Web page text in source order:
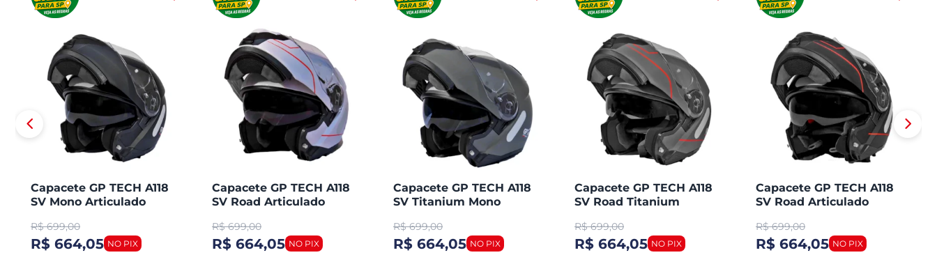
Capacete GP TECH A118
SV Mono Articulado
R$ 699,00
R$ 664,05
Capacete GP TECH A118
SV Road Articulado
R$ 699,00
R$ 664,05
Capacete GP TECH A118
SV Titanium Mono
Fosco
R$ 699,00
R$ 664,05
Capacete GP TECH A118
SV Road Titanium
Fosco
R$ 699,00
R$ 664,05
Capacete GP TECH A118
SV Road Articulado
R$ 699,00
R$ 664,05